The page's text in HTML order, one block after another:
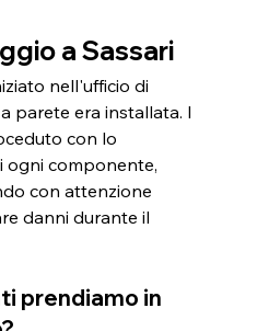
a Sassari
nell'ufficio di
parete era installata. I
con lo
ogni componente,
con attenzione
danni durante il
prendiamo in